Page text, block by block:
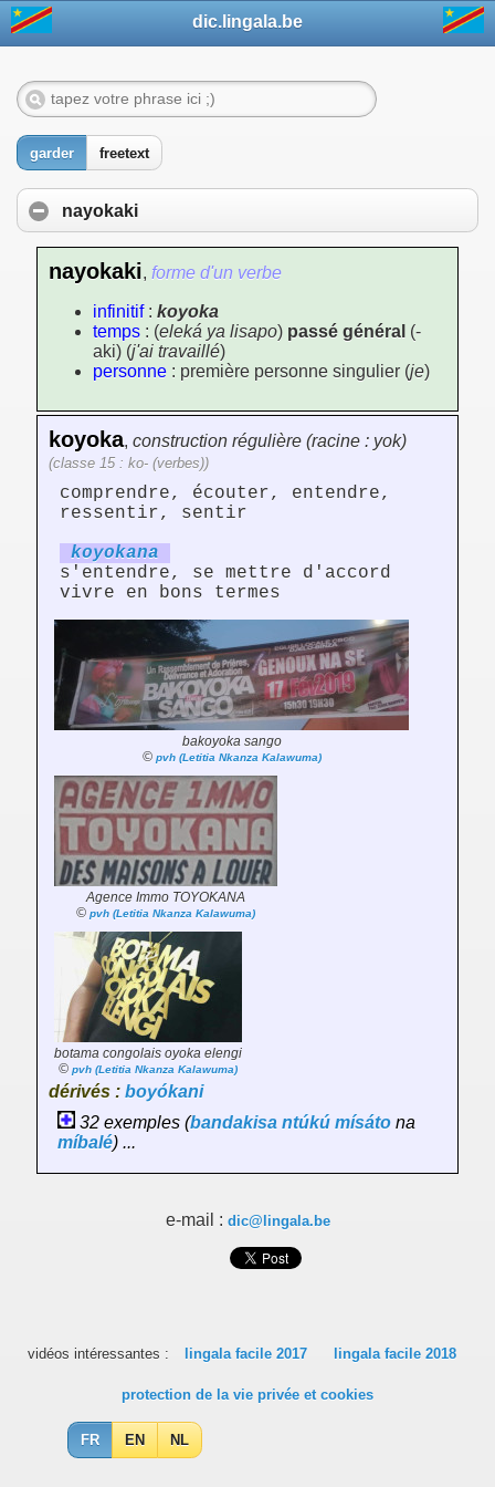
dic.lingala.be
garder freetext
nayokaki
nayokaki, forme d'un verbe
infinitif: koyoka
temps : (eleká ya lisapo) passé général (-
aki) (j'ai travaillé)
personne : première personne singulier (je)
koyoka, construction régulière (racine : yok)
(classe 15 : ko- (verbes))
comprendre, écouter, entendre,
ressentir, sentir
koyokana
s'entendre, se mettre d'accord
vivre en bons termes
bakoyoka sango
© pvh (Letitia Nkanza Kalawuma)
Agence Immo TOYOKANA
© pvh (Letitia Nkanza Kalawuma)
botama congolais oyoka elengi
© pvh (Letitia Nkanza Kalawuma)
dérivés : boyókani
32 exemples (bandakisa ntúkú mísáto na
míbalé) ...
e-mail : dic@lingala.be
vidéos intéressantes : lingala facile 2017 lingala facile 2018
protection de la vie privée et cookies
FR EN NL